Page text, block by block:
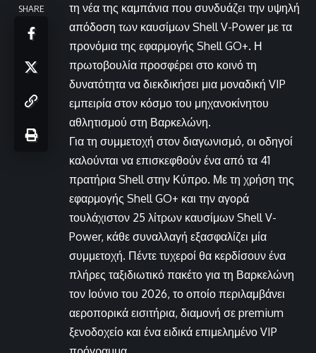
SHARE
τη νέα της καμπάνια που συνδυάζει την υψηλή
απόδοση των καυσίμων Shell V-Power με τα
προνόμια της εφαρμογής Shell GO+. Η
πρωτοβουλία προσφέρει στο κοινό τη
δυνατότητα να διεκδικήσει μια μοναδική VIP
εμπειρία στον κόσμο του μηχανοκίνητου
αθλητισμού στη Βαρκελώνη.
Για τη συμμετοχή στον διαγωνισμό, οι οδηγοί
καλούνται να επισκεφθούν ένα από τα 41
πρατήρια Shell στην Κύπρο. Με τη χρήση της
εφαρμογής Shell GO+ και την αγορά
τουλάχιστον 25 λίτρων καυσίμων Shell V-
Power, κάθε συναλλαγή εξασφαλίζει μία
συμμετοχή. Πέντε τυχεροί θα κερδίσουν ένα
πλήρες ταξιδιωτικό πακέτο για τη Βαρκελώνη
τον Ιούνιο του 2026, το οποίο περιλαμβάνει
αεροπορικά εισιτήρια, διαμονή σε premium
ξενοδοχείο και ένα ειδικά επιμελημένο VIP